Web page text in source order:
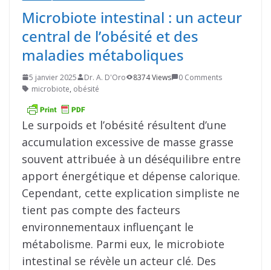
Microbiote intestinal : un acteur
central de l’obésité et des
maladies métaboliques
5 janvier 2025 Dr. A. D'Oro 8374 Views
0 Comments
microbiote, obésité
Le surpoids et l’obésité résultent d’une
accumulation excessive de masse grasse
souvent attribuée à un déséquilibre entre
apport énergétique et dépense calorique.
Cependant, cette explication simpliste ne
tient pas compte des facteurs
environnementaux influençant le
métabolisme. Parmi eux, le microbiote
intestinal se révèle un acteur clé. Des